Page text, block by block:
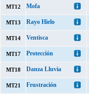
MT12 Mofa
MT13 Rayo Hielo
MT14 Ventisca
MT17 Protección
MT18 Danza Lluvia
MT21 Frustración